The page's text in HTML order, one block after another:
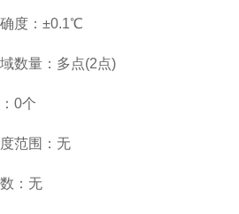
度：±0.1℃
数量：多点(2点)
0个
范围：无
：无